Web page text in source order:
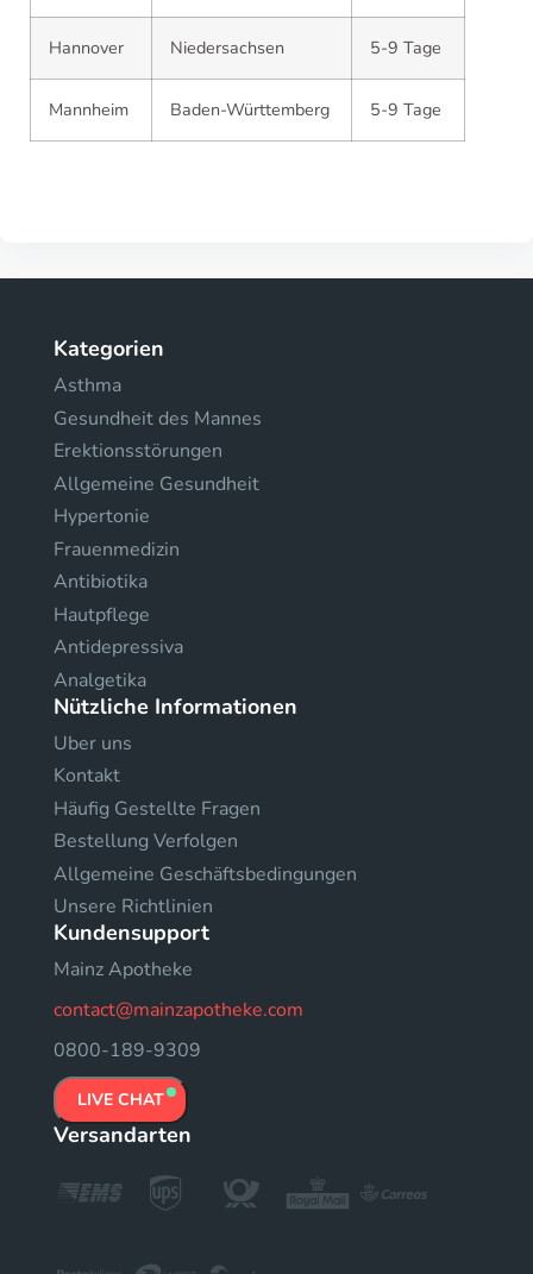
Hannover Niedersachsen 5-9 Tage
Mannheim Baden-Württemberg 5-9 Tage
Kategorien
Asthma
Gesundheit des Mannes
Erektionsstörungen
Allgemeine Gesundheit
Hypertonie
Frauenmedizin
Antibiotika
Hautpflege
Antidepressiva
Analgetika
Nützliche Informationen
Uber uns
Kontakt
Häufig Gestellte Fragen
Bestellung Verfolgen
Allgemeine Geschäftsbedingungen
Unsere Richtlinien
Kundensupport
Mainz Apotheke
contact@mainzapotheke.com
0800-189-9309
LIVE CHAT
Versandarten